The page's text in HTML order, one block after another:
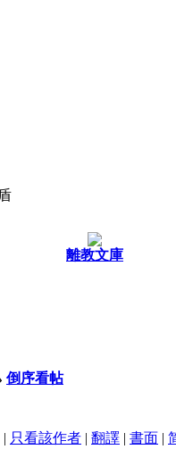
離教文庫
倒序看帖
| 只看該作者 | 翻譯 | 書面 |